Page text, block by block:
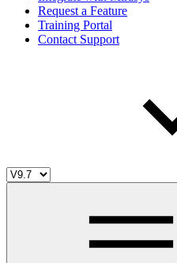
Request a Feature
Training Portal
Contact Support